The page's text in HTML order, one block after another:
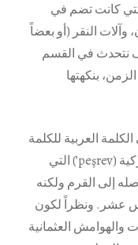
كانت تضم في
وآلات النقر (أو بعضاً
نتحدث في القسم
بنكهتها
العربية للكلمة
الإيرانية الأصل (pîshrow’) والكلمة التركية (peşrev’) التي
إلى القرم ولكنه
عشر. ونظراً لكون
والهوامش العثمانية